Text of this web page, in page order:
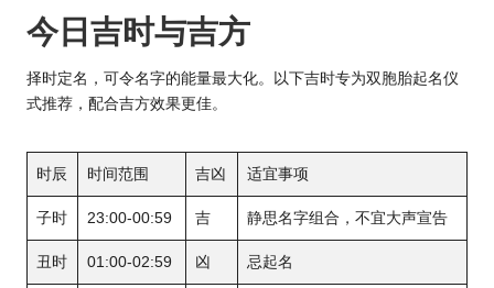
今日吉时与吉方
择时定名，可令名字的能量最大化。以下吉时专为双胞胎起名仪
式推荐，配合吉方效果更佳。
时辰 时间范围 吉凶 适宜事项
子时 23:00-00:59 吉 静思名字组合，不宜大声宣告
丑时 01:00-02:59 凶 忌起名